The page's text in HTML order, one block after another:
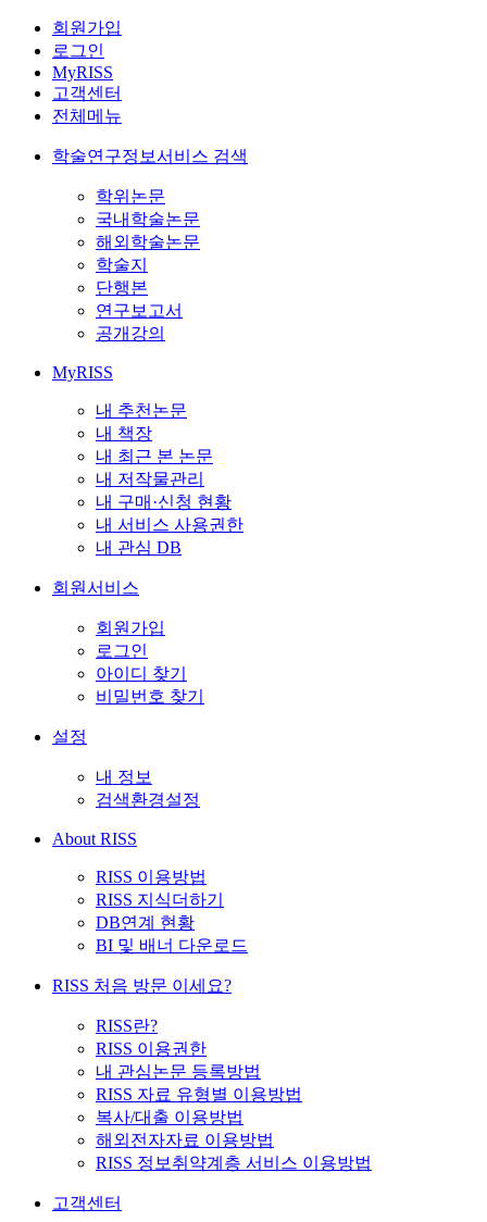
회원가입
로그인
MyRISS
고객센터
전체메뉴
학술연구정보서비스 검색
학위논문
국내학술논문
해외학술논문
학술지
단행본
연구보고서
공개강의
MyRISS
내 추천논문
내 책장
내 최근 본 논문
내 저작물관리
내 구매·신청 현황
내 서비스 사용권한
내 관심 DB
회원서비스
회원가입
로그인
아이디 찾기
비밀번호 찾기
설정
내 정보
검색환경설정
About RISS
RISS 이용방법
RISS 지식더하기
DB연계 현황
BI 및 배너 다운로드
RISS 처음 방문 이세요?
RISS란?
RISS 이용권한
내 관심논문 등록방법
RISS 자료 유형별 이용방법
복사/대출 이용방법
해외전자자료 이용방법
RISS 정보취약계층 서비스 이용방법
고객센터